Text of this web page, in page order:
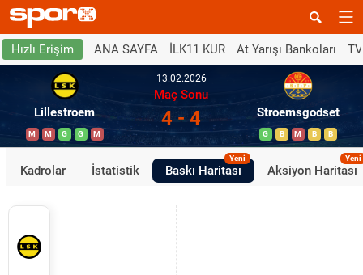
Hızlı Erişim ANA SAYFA İLK11 KUR At Yarışı Bankoları
Lillestroem
M M G G M
13.02.2026
Maç Sonu
4 - 4 Stroemsgodset
G B M B B
Kadrolar İstatistik Baskı Haritası
Yeni
Aksiyon Haritası
Yeni